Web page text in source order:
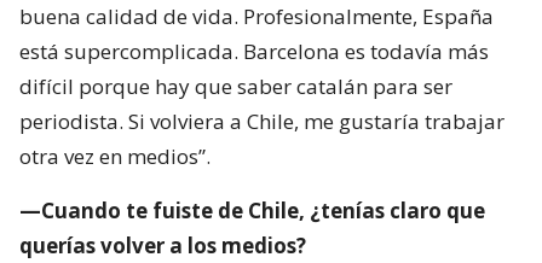
buena calidad de vida. Profesionalmente, España
está supercomplicada. Barcelona es todavía más
difícil porque hay que saber catalán para ser
periodista. Si volviera a Chile, me gustaría trabajar
otra vez en medios”.
—Cuando te fuiste de Chile, ¿tenías claro que
querías volver a los medios?